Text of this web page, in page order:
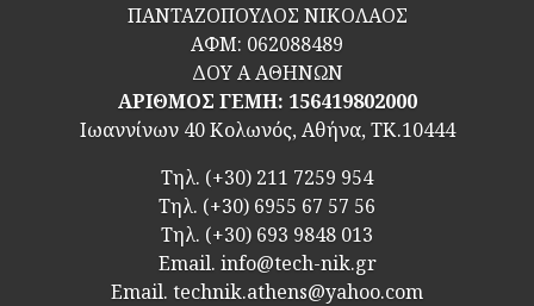
ΠΑΝΤΑΖΟΠΟΥΛΟΣ ΝΙΚΟΛΑΟΣ
ΑΦΜ: 062088489
ΔΟΥ Α ΑΘΗΝΩΝ
ΑΡΙΘΜΟΣ ΓΕΜΗ: 156419802000
Ιωαννίνων 40 Κολωνός, Αθήνα, ΤΚ.10444
Τηλ. (+30) 211 7259 954
Τηλ. (+30) 6955 67 57 56
Τηλ. (+30) 693 9848 013
Email. info@tech-nik.gr
Email. technik.athens@yahoo.com